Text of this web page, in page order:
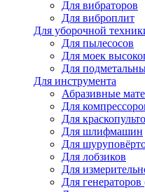
Для вибраторов
Для виброплит
Для уборочной
Для пылесосов
Для моек
Для
Для инструмента
Абразивные
Для
Для
Для шлифмашин
Для
Для лобзиков
Для
Для